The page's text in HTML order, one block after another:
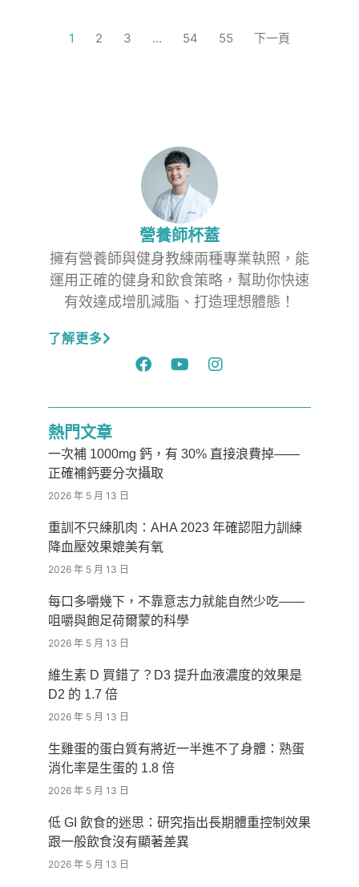
1 2 3 … 54 55 下一頁
營養師杯蓋
擁有營養師與健身教練兩種專業執照，能
運用正確的健身和飲食策略，幫助你快速
有效達成增肌減脂、打造理想體態！
了解更多
熱門文章
一次補 1000mg 鈣，有 30% 直接浪費掉——
正確補鈣要分次攝取
2026 年 5 月 13 日
重訓不只練肌肉：AHA 2023 年確認阻力訓練
降血壓效果媲美有氧
2026 年 5 月 13 日
每口多嚼幾下，不靠意志力就能自然少吃——
咀嚼與飽足荷爾蒙的科學
2026 年 5 月 13 日
維生素 D 買錯了？D3 提升血液濃度的效果是
D2 的 1.7 倍
2026 年 5 月 13 日
生雞蛋的蛋白質有將近一半進不了身體：熟蛋
消化率是生蛋的 1.8 倍
2026 年 5 月 13 日
低 GI 飲食的迷思：研究指出長期體重控制效果
跟一般飲食沒有顯著差異
2026 年 5 月 13 日